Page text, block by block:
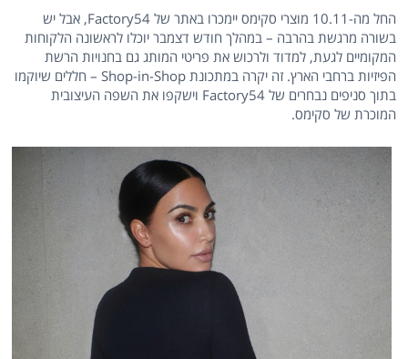
החל מה-10.11 מוצרי סקימס יימכרו באתר של Factory54, אבל יש
בשורה מרגשת בהרבה – במהלך חודש דצמבר יוכלו לראשונה הלקוחות
המקומיים לגעת, למדוד ולרכוש את פריטי המותג גם בחנויות הרשת
הפיזיות ברחבי הארץ. זה יקרה במתכונת Shop-in-Shop – חללים שיוקמו
בתוך סניפים נבחרים של Factory54 וישקפו את השפה העיצובית
המוכרת של סקימס.